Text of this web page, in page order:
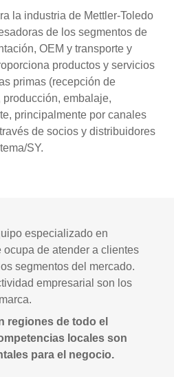
la industria de Mettler-Toledo
de los segmentos de
OEM y transporte y
productos y servicios
primas (recepción de
embalaje,
principalmente por canales
de socios y distribuidores
SY.
especializado en
ocupa de atender a clientes
segmentos del mercado.
empresarial son los
regiones de todo el
locales son
para el negocio.